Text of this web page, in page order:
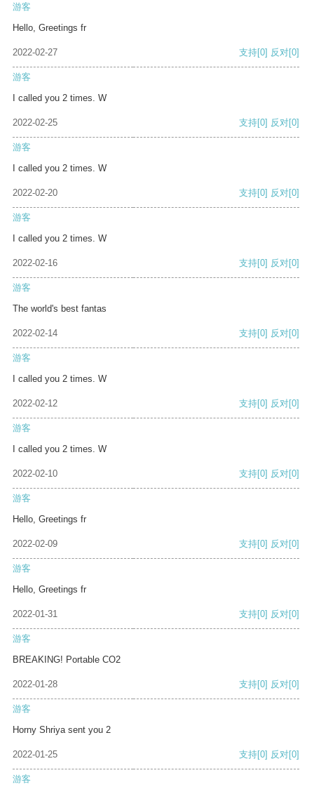
游客
Hello, Greetings fr
2022-02-27 支持[0] 反对[0]
游客
I called you 2 times. W
2022-02-25 支持[0] 反对[0]
游客
I called you 2 times. W
2022-02-20 支持[0] 反对[0]
游客
I called you 2 times. W
2022-02-16 支持[0] 反对[0]
游客
The world's best fantas
2022-02-14 支持[0] 反对[0]
游客
I called you 2 times. W
2022-02-12 支持[0] 反对[0]
游客
I called you 2 times. W
2022-02-10 支持[0] 反对[0]
游客
Hello, Greetings fr
2022-02-09 支持[0] 反对[0]
游客
Hello, Greetings fr
2022-01-31 支持[0] 反对[0]
游客
BREAKING! Portable CO2
2022-01-28 支持[0] 反对[0]
游客
Horny Shriya sent you 2
2022-01-25 支持[0] 反对[0]
游客